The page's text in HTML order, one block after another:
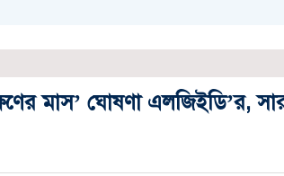
মাস’ ঘোষণা এলজিইডি’র,